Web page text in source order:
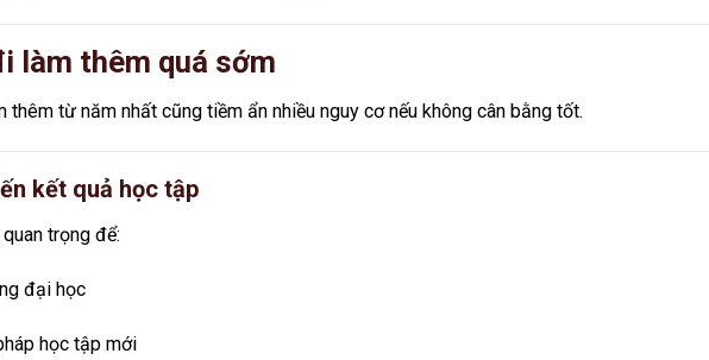
làm thêm quá sớm
thêm từ năm nhất cũng tiềm ẩn nhiều nguy cơ nếu không cân bằng tốt.
kết quả học tập
trọng để:
đại học
học tập mới